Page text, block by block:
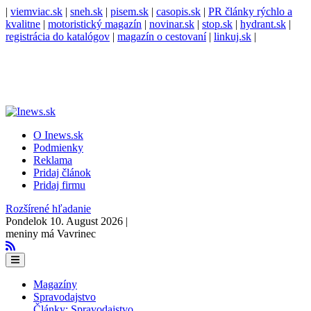
| viemviac.sk | sneh.sk | pisem.sk | casopis.sk | PR články rýchlo a
kvalitne | motoristický magazín | novinar.sk | stop.sk | hydrant.sk |
registrácia do katalógov | magazín o cestovaní| linkuj.sk |
O Inews.sk
Podmienky
Reklama
Pridaj článok
Pridaj firmu
Rozšírené hľadanie
Pondelok 10. August 2026 |
meniny má Vavrinec
Magazíny
Spravodajstvo